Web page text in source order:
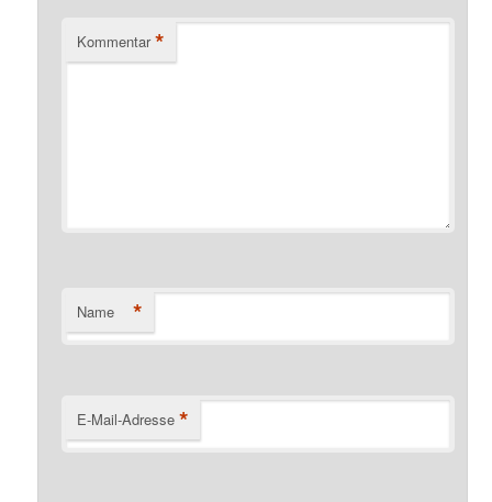
Kommentar *
Name *
E-Mail-Adresse *